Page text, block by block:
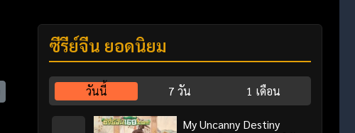
ซีรี่ย์จีน ยอดนิยม
วันนี้ 7 วัน 1 เดือน
My Uncanny Destiny